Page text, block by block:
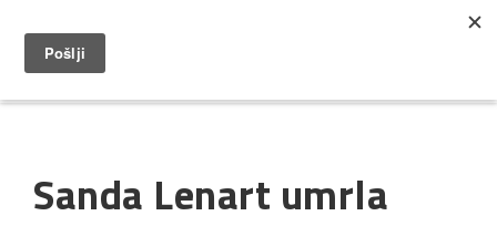
Sanda Lenart umrla